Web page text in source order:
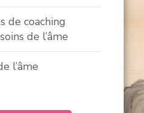
de coaching
de l’âme
l’âme